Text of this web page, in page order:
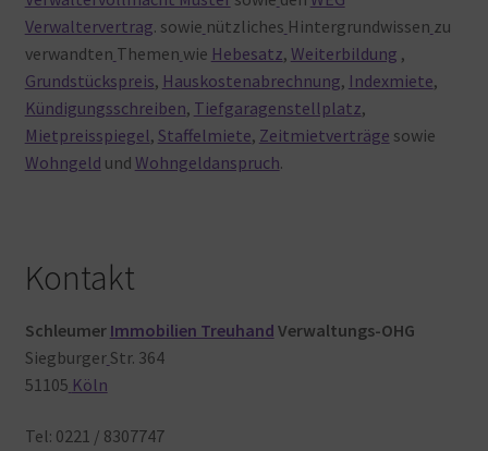
Verwaltervertrag. sowie nützliches Hintergrundwissen zu
verwandten Themen wie Hebesatz, Weiterbildung ,
Grundstückspreis, Hauskostenabrechnung, Indexmiete,
Kündigungsschreiben, Tiefgaragenstellplatz,
Mietpreisspiegel, Staffelmiete, Zeitmietverträge sowie
Wohngeld und Wohngeldanspruch.
Kontakt
Schleumer Immobilien Treuhand Verwaltungs-OHG
Siegburger Str. 364
51105 Köln
Tel: 0221 / 8307747